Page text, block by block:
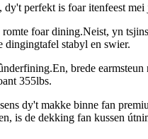
perfekt is foar itenfeest
foar dining.Neist, yn
dingingtafel stabyl en swier.
brede earmsteun
355lbs.
dy't makke binne fan
is de dekking fan kussen